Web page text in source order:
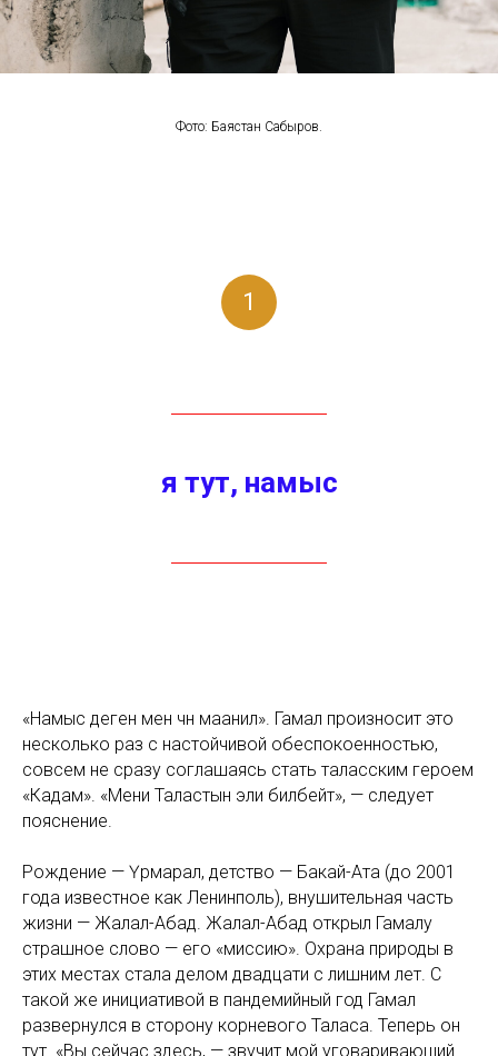
Фото: Баястан Сабыров.
1
я тут, намыс
«Намыс деген мен үчүн маанилүү». Гамал произносит это
несколько раз с настойчивой обеспокоенностью,
совсем не сразу соглашаясь стать таласским героем
«Кадам». «Мени Таластын эли билбейт», — следует
пояснение.
Рождение — Үрмарал, детство — Бакай-Ата (до 2001
года известное как Ленинполь), внушительная часть
жизни — Жалал-Абад. Жалал-Абад открыл Гамалу
страшное слово — его «миссию». Охрана природы в
этих местах стала делом двадцати с лишним лет. С
такой же инициативой в пандемийный год Гамал
развернулся в сторону корневого Таласа. Теперь он
тут. «Вы сейчас здесь, — звучит мой уговаривающий